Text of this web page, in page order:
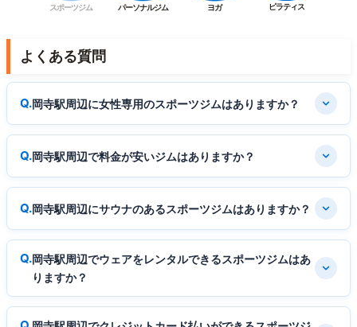
スポーツジム パーソナルジム ヨガ ピラティス
よくある質問
岡寺駅周辺に女性専用のスポーツジムはありますか？
岡寺駅周辺で料金が安いジムはありますか？
岡寺駅周辺にサウナのあるスポーツジムはありますか？
岡寺駅周辺でウェアをレンタルできるスポーツジムはあ
りますか？